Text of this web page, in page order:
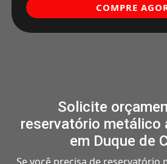
Solicite
reservatório metálico
em Duque de
COMPRE